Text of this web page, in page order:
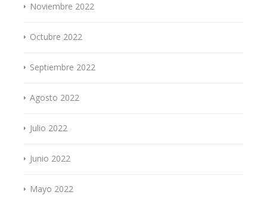
Noviembre 2022
Octubre 2022
Septiembre 2022
Agosto 2022
Julio 2022
Junio 2022
Mayo 2022